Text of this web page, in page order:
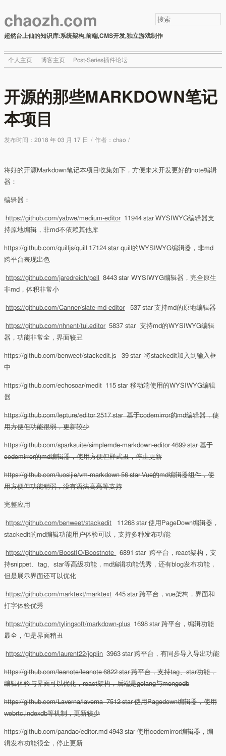
chaozh.com
超然台上仙的知识库:系统架构,前端,CMS开发,独立游戏制作
个人主页 博客主页 Post-Series插件论坛
开源的那些MARKDOWN笔记
本项目
发布时间：2018 年 03 月 17 日 / 作者：chao /
将好的开源Markdown笔记本项目收集如下，方便未来开发更好的note编辑
器：
编辑器：
https://github.com/yabwe/medium-editor
11944 star WYSIWYG编辑器支
持原地编辑，非md不依赖其他库
https://github.com/quilljs/quill 17124 star quill的WYSIWYG编辑器，非md
跨平台表现出色
https://github.com/jaredreich/pell
8443 star WYSIWYG编辑器，完全原生
非md，体积非常小
https://github.com/Canner/slate-md-editor 537 star 支持md的原地编辑器
https://github.com/nhnent/tui.editor 5837 star 支持md的WYSIWYG编辑
器，功能非常全，界面较丑
https://github.com/benweet/stackedit.js 39 star 将stackedit加入到输入框
中
https://github.com/echosoar/medit 115 star 移动端使用的WYSIWYG编辑
器
https://github.com/lepture/editor 2517 star 基于codemirror的md编辑器，使
用方便但功能很弱，更新较少
https://github.com/sparksuite/simplemde-markdown-editor 4699 star 基于
codemirror的md编辑器，使用方便但样式丑，停止更新
https://github.com/luosijie/vm-markdown 56 star Vue的md编辑器组件，使
用方便但功能稍弱，没有语法高亮等支持
完整应用
https://github.com/benweet/stackedit
11268 star 使用PageDown编辑器，
stackedit的md编辑功能用户体验可以，支持多种发布功能
https://github.com/BoostIO/Boostnote
6891 star 跨平台，react架构，支
持snippet、tag、star等高级功能，md编辑功能优秀，还有blog发布功能，
但是展示界面还可以优化
https://github.com/marktext/marktext 445 star 跨平台，vue架构，界面和
打字体验优秀
https://github.com/tylingsoft/markdown-plus
1698 star 跨平台，编辑功能
最全，但是界面稍丑
https://github.com/laurent22/joplin 3963 star 跨平台，有同步导入导出功能
https://github.com/leanote/leanote 6822 star 跨平台，支持tag、star功能，
编辑体验与界面可以优化，react架构，后端是golang与mongodb
https://github.com/Laverna/laverna 7512 star 使用Pagedown编辑器，使用
webrtc,indexdb等机制，更新较少
https://github.com/pandao/editor.md 4943 star 使用codemirror编辑器，编
辑发布功能很全，停止更新